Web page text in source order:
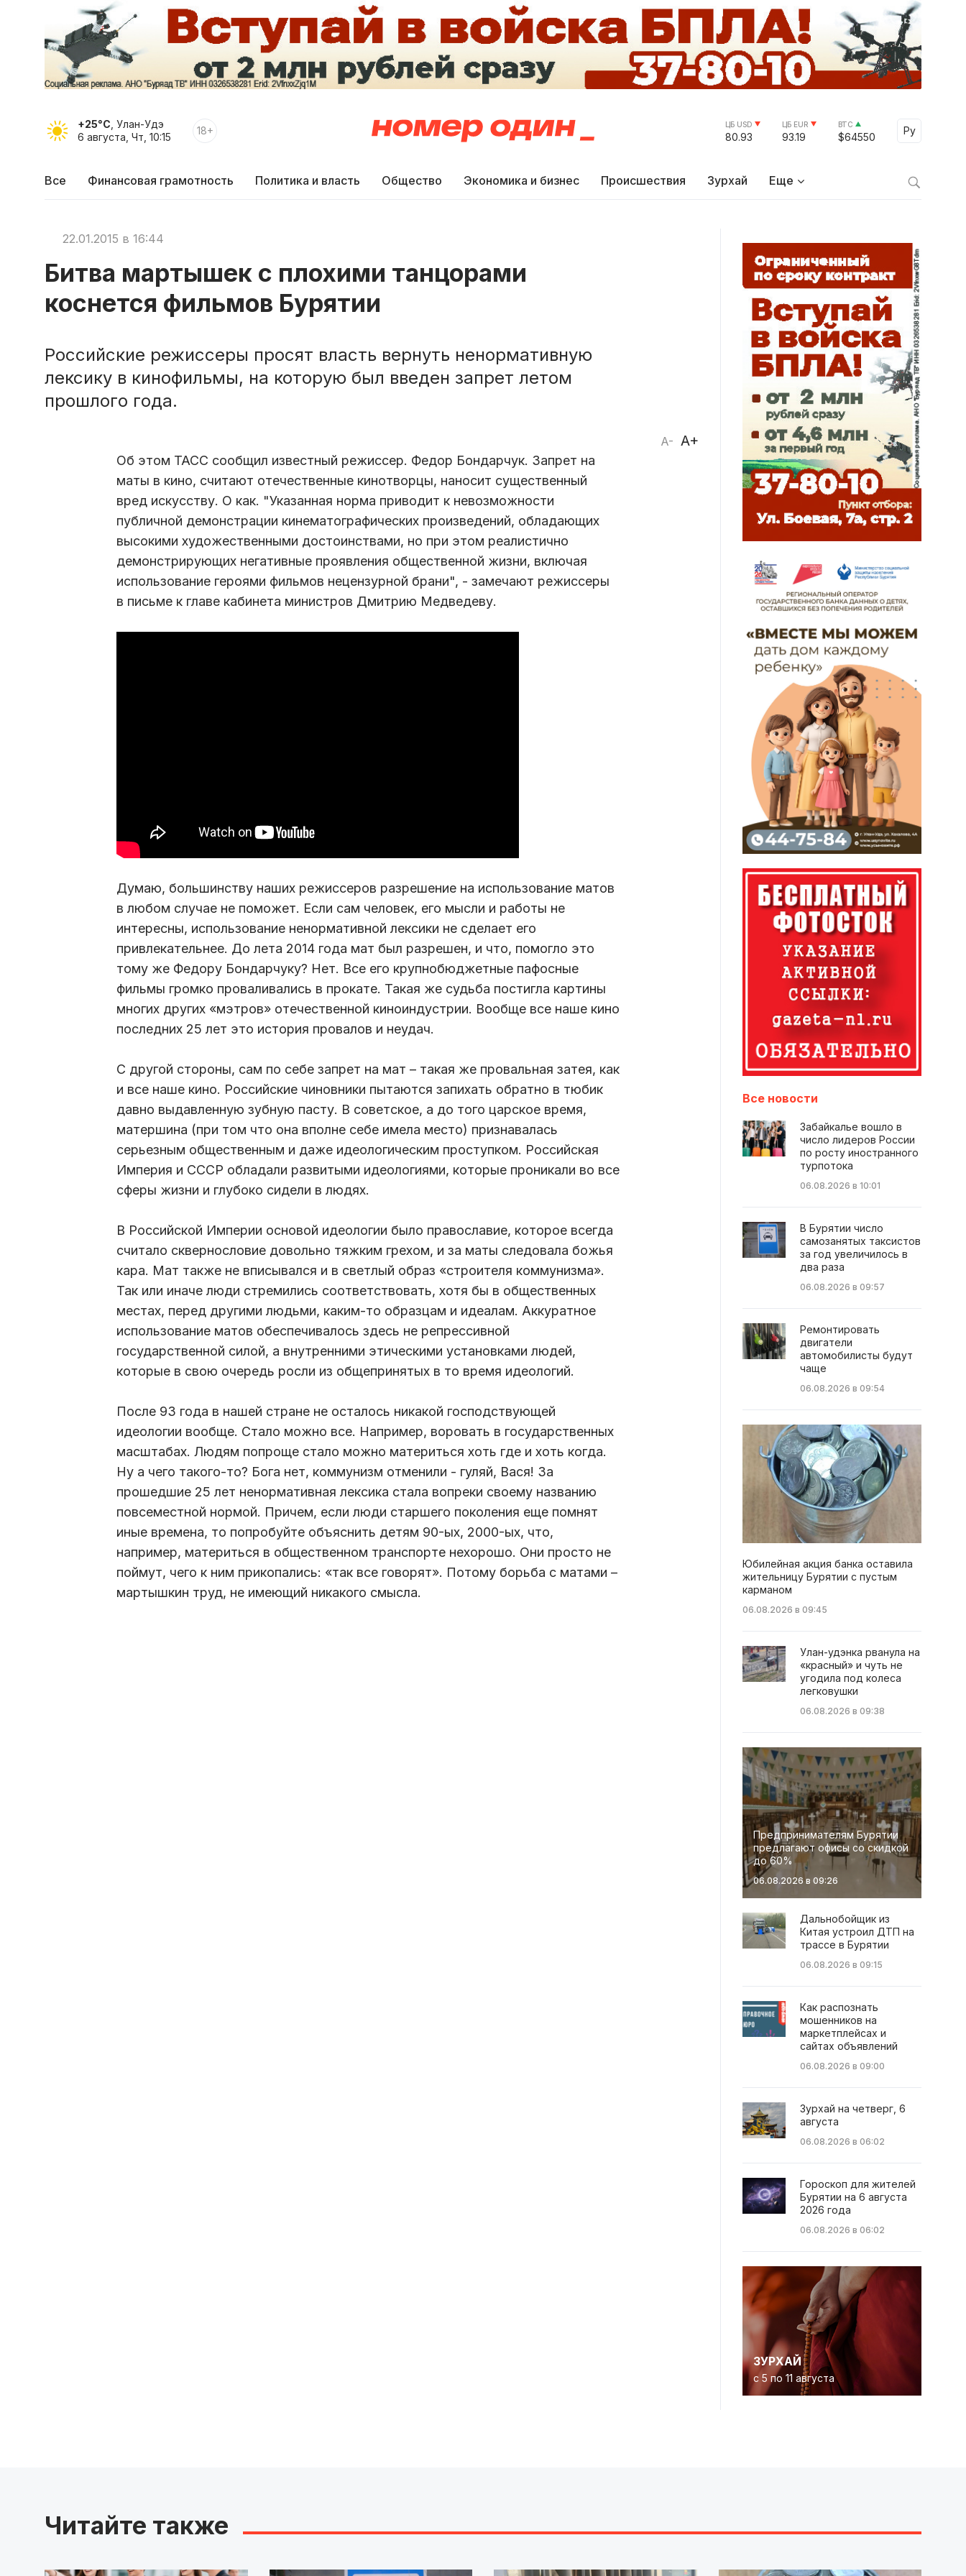
+25°C , Улан-Удэ
6 августа, Чт, 10:15
18+ ЦБ USD
80.93
ЦБ EUR
93.19
BTC
$64550
Ру
Select
Все Финансовая грамотность Политика и власть Общество Экономика и бизнес Происшествия Зурхай Еще
22.01.2015 в 16:44
Битва мартышек с плохими танцорами
коснется фильмов Бурятии
Российские режиссеры просят власть вернуть ненормативную
лексику в кинофильмы, на которую был введен запрет летом
прошлого года.
A- A+
Об этом ТАСС сообщил известный режиссер. Федор Бондарчук. Запрет на
маты в кино, считают отечественные кинотворцы, наносит существенный
вред искусству. О как. "Указанная норма приводит к невозможности
публичной демонстрации кинематографических произведений, обладающих
высокими художественными достоинствами, но при этом реалистично
демонстрирующих негативные проявления общественной жизни, включая
использование героями фильмов нецензурной брани", - замечают режиссеры
в письме к главе кабинета министров Дмитрию Медведеву.
Думаю, большинству наших режиссеров разрешение на использование матов
в любом случае не поможет. Если сам человек, его мысли и работы не
интересны, использование ненормативной лексики не сделает его
привлекательнее. До лета 2014 года мат был разрешен, и что, помогло это
тому же Федору Бондарчуку? Нет. Все его крупнобюджетные пафосные
фильмы громко проваливались в прокате. Такая же судьба постигла картины
многих других «мэтров» отечественной киноиндустрии. Вообще все наше кино
последних 25 лет это история провалов и неудач.
С другой стороны, сам по себе запрет на мат – такая же провальная затея, как
и все наше кино. Российские чиновники пытаются запихать обратно в тюбик
давно выдавленную зубную пасту. В советское, а до того царское время,
матершина (при том что она вполне себе имела место) признавалась
серьезным общественным и даже идеологическим проступком. Российская
Империя и СССР обладали развитыми идеологиями, которые проникали во все
сферы жизни и глубоко сидели в людях.
В Российской Империи основой идеологии было православие, которое всегда
считало сквернословие довольно тяжким грехом, и за маты следовала божья
кара. Мат также не вписывался и в светлый образ «строителя коммунизма».
Так или иначе люди стремились соответствовать, хотя бы в общественных
местах, перед другими людьми, каким-то образцам и идеалам. Аккуратное
использование матов обеспечивалось здесь не репрессивной
государственной силой, а внутренними этическими установками людей,
которые в свою очередь росли из общепринятых в то время идеологий.
После 93 года в нашей стране не осталось никакой господствующей
идеологии вообще. Стало можно все. Например, воровать в государственных
масштабах. Людям попроще стало можно материться хоть где и хоть когда.
Ну а чего такого-то? Бога нет, коммунизм отменили - гуляй, Вася! За
прошедшие 25 лет ненормативная лексика стала вопреки своему названию
повсеместной нормой. Причем, если люди старшего поколения еще помнят
иные времена, то попробуйте объяснить детям 90-ых, 2000-ых, что,
например, материться в общественном транспорте нехорошо. Они просто не
поймут, чего к ним прикопались: «так все говорят». Потому борьба с матами –
мартышкин труд, не имеющий никакого смысла.
Все новости
Забайкалье вошло в
число лидеров России
по росту иностранного
турпотока
06.08.2026 в 10:01
В Бурятии число
самозанятых таксистов
за год увеличилось в
два раза
06.08.2026 в 09:57
Ремонтировать
двигатели
автомобилисты будут
чаще
06.08.2026 в 09:54
Юбилейная акция банка оставила
жительницу Бурятии с пустым
карманом
06.08.2026 в 09:45
Улан-удэнка рванула на
«красный» и чуть не
угодила под колеса
легковушки
06.08.2026 в 09:38
Предпринимателям Бурятии
предлагают офисы со скидкой
до 60%
06.08.2026 в 09:26
Дальнобойщик из
Китая устроил ДТП на
трассе в Бурятии
06.08.2026 в 09:15
Как распознать
мошенников на
маркетплейсах и
сайтах объявлений
06.08.2026 в 09:00
Зурхай на четверг, 6
августа
06.08.2026 в 06:02
Гороскоп для жителей
Бурятии на 6 августа
2026 года
06.08.2026 в 06:02
ЗУРХАЙ
с 5 по 11 августа
Читайте также